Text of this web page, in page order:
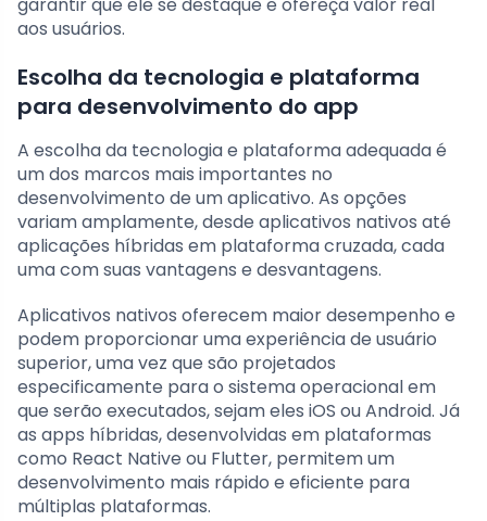
garantir que ele se destaque e ofereça valor real
aos usuários.
Escolha da tecnologia e plataforma
para desenvolvimento do app
A escolha da tecnologia e plataforma adequada é
um dos marcos mais importantes no
desenvolvimento de um aplicativo. As opções
variam amplamente, desde aplicativos nativos até
aplicações híbridas em plataforma cruzada, cada
uma com suas vantagens e desvantagens.
Aplicativos nativos oferecem maior desempenho e
podem proporcionar uma experiência de usuário
superior, uma vez que são projetados
especificamente para o sistema operacional em
que serão executados, sejam eles iOS ou Android. Já
as apps híbridas, desenvolvidas em plataformas
como React Native ou Flutter, permitem um
desenvolvimento mais rápido e eficiente para
múltiplas plataformas.